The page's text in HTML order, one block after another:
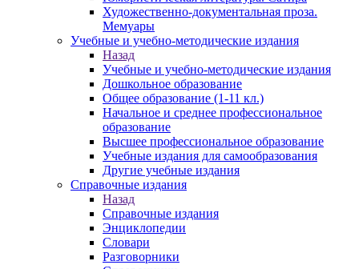
Художественно-документальная проза.
Мемуары
Учебные и учебно-методические издания
Назад
Учебные и учебно-методические издания
Дошкольное образование
Общее образование (1-11 кл.)
Начальное и среднее профессиональное
образование
Высшее профессиональное образование
Учебные издания для самообразования
Другие учебные издания
Справочные издания
Назад
Справочные издания
Энциклопедии
Словари
Разговорники